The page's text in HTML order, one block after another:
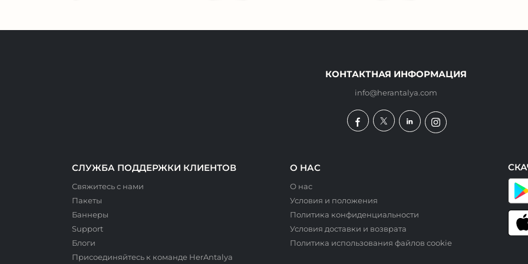
КОНТАКТНАЯ ИНФОРМАЦИЯ
info@herantalya.com
СЛУЖБА ПОДДЕРЖКИ КЛИЕНТОВ
Свяжитесь с нами
Пакеты
Баннеры
Support
Блоги
Присоединяйтесь к команде HerAntalya
О НАС
О нас
Условия и положения
Политика конфиденциальности
Условия доставки и возврата
Политика использования файлов cookie